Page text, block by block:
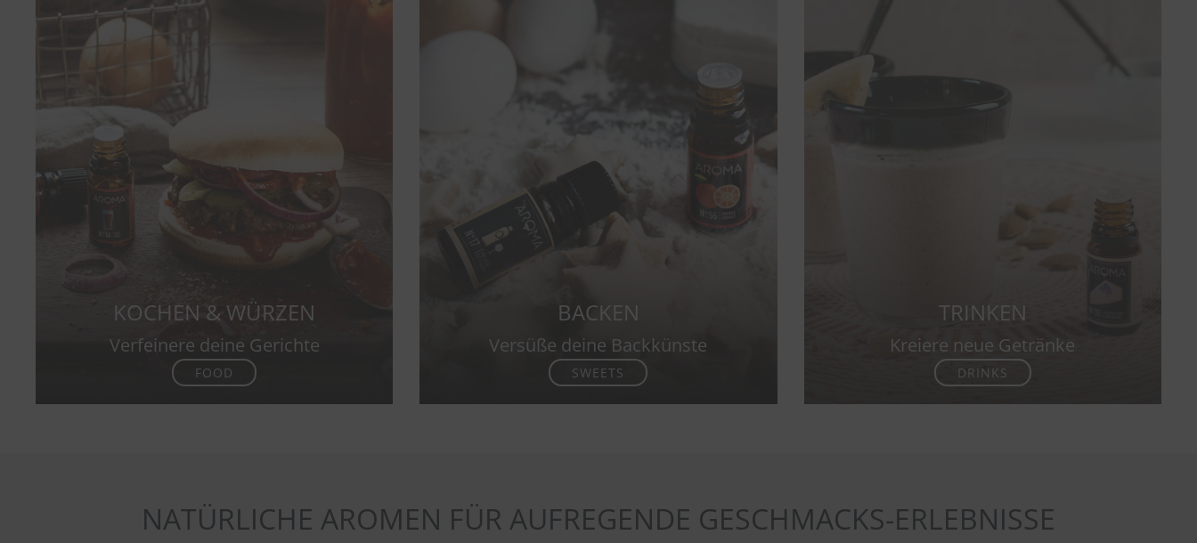
KOCHEN & WÜRZEN
Verfeinere deine Gerichte
FOOD
BACKEN
Versüße deine Backkünste
SWEETS
TRINKEN
Kreiere neue Getränke
DRINKS
NATÜRLICHE AROMEN FÜR AUFREGENDE GESCHMACKS-ERLEBNISSE